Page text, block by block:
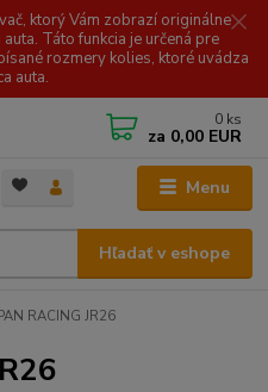
ktorý Vám zobrazí originálne
Táto funkcia je určená pre
rozmery kolies, ktoré uvádza
auta.
Menu
Hľadať v eshope
0 ks
za 0,00 EUR
RACING JR26